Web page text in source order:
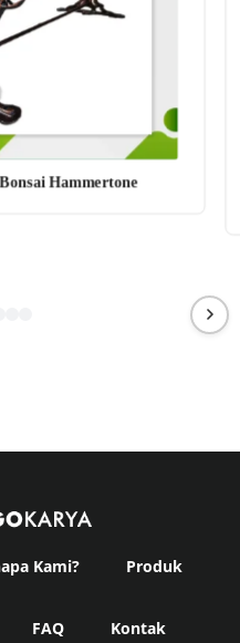
Hammertone
Kami? Produk
FAQ Kontak